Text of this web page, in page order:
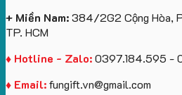
+ Miền Nam:384/2G2 Cộng Hòa,
TP. HCM
♦ Hotline - Zalo:0397.184.595 -
♦ Email:fungift.vn@gmail.com